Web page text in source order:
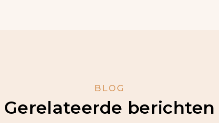
BLOG
Gerelateerde berichten